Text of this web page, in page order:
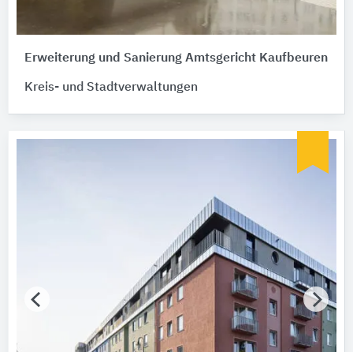
JACKON Insulation by BEWI
Bitte auswählen
Erweiterung und Sanierung Amtsgericht Kaufbeuren
Kreis- und Stadtverwaltungen